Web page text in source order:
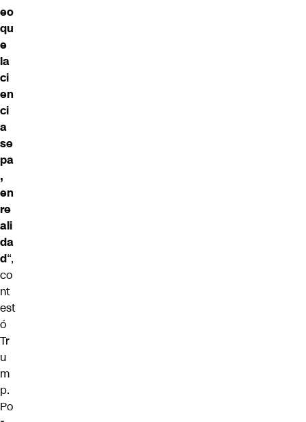
eo
qu
e
la
ci
en
ci
a
se
pa
,
en
re
ali
da
d“,
co
nt
est
ó
Tr
u
m
p.
Po